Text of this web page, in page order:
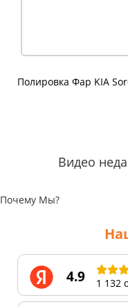
Полировка Фар KIA
Видео
Почему Мы?
4.9 1 132